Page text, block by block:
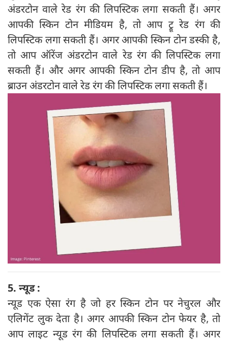
अंडरटोन वाले रेड रंग की लिपस्टिक लगा सकती हैं। अगर
आपकी स्किन टोन मीडियम है, तो आप ट्रू रेड रंग की
लिपस्टिक लगा सकती हैं। अगर आपकी स्किन टोन डस्की है,
तो आप ऑरेंज अंडरटोन वाले रेड रंग की लिपस्टिक लगा
सकती हैं। और अगर आपकी स्किन टोन डीप है, तो आप
ब्राउन अंडरटोन वाले रेड रंग की लिपस्टिक लगा सकती हैं।
5. न्यूड :
न्यूड एक ऐसा रंग है जो हर स्किन टोन पर नेचुरल और
एलिगेंट लुक देता है। अगर आपकी स्किन टोन फेयर है, तो
आप लाइट न्यूड रंग की लिपस्टिक लगा सकती हैं। अगर